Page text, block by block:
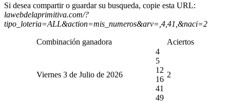
Si desea compartir o guardar su busqueda, copie esta URL:
lawebdelaprimitiva.com/?
tipo_loteria=ALL&action=mis_numeros&arv=,4,41,&naci=2
Combinación ganadora Aciertos
Viernes 3 de Julio de 2026
4
5
12
16
41
49
2